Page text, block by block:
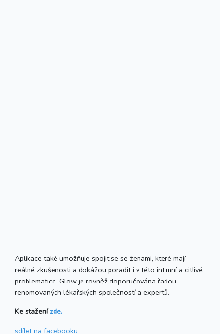
Aplikace také umožňuje spojit se se ženami, které mají
reálné zkušenosti a dokážou poradit i v této intimní a citlivé
problematice. Glow je rovněž doporučována řadou
renomovaných lékařských společností a expertů.
Ke staženízde.
sdíletna facebooku